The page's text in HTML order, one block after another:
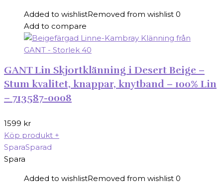
Added to wishlistRemoved from wishlist 0
Add to compare
GANT Lin Skjortklänning i Desert Beige –
Stum kvalitet, knappar, knytband – 100% Lin
– 713587-0008
1599 kr
Köp produkt +
SparaSparad
Spara
Added to wishlistRemoved from wishlist 0